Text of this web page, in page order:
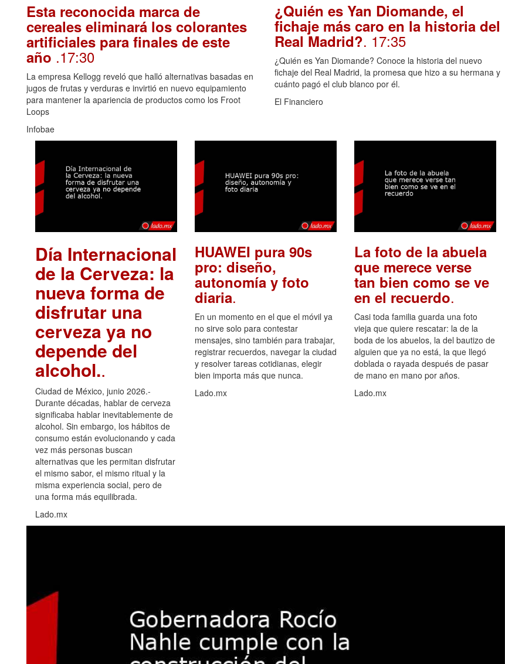
Esta reconocida marca de
cereales eliminará los colorantes
artificiales para finales de este
año .17:30
La empresa Kellogg reveló que halló alternativas basadas en
jugos de frutas y verduras e invirtió en nuevo equipamiento
para mantener la apariencia de productos como los Froot
Loops
Infobae
¿Quién es Yan Diomande, el
fichaje más caro en la historia del
Real Madrid?. 17:35
¿Quién es Yan Diomande? Conoce la historia del nuevo
fichaje del Real Madrid, la promesa que hizo a su hermana y
cuánto pagó el club blanco por él.
El Financiero
Día Internacional
de la Cerveza: la
nueva forma de
disfrutar una
cerveza ya no
depende del
alcohol..
Ciudad de México, junio 2026.-
Durante décadas, hablar de cerveza
significaba hablar inevitablemente de
alcohol. Sin embargo, los hábitos de
consumo están evolucionando y cada
vez más personas buscan
alternativas que les permitan disfrutar
el mismo sabor, el mismo ritual y la
misma experiencia social, pero de
una forma más equilibrada.
Lado.mx
HUAWEI pura 90s
pro: diseño,
autonomía y foto
diaria.
En un momento en el que el móvil ya
no sirve solo para contestar
mensajes, sino también para trabajar,
registrar recuerdos, navegar la ciudad
y resolver tareas cotidianas, elegir
bien importa más que nunca.
Lado.mx
La foto de la abuela
que merece verse
tan bien como se ve
en el recuerdo.
Casi toda familia guarda una foto
vieja que quiere rescatar: la de la
boda de los abuelos, la del bautizo de
alguien que ya no está, la que llegó
doblada o rayada después de pasar
de mano en mano por años.
Lado.mx